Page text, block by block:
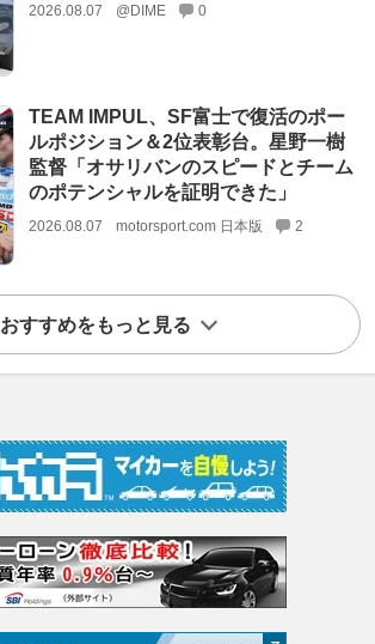
2026.08.07 @DIME 0
TEAM IMPUL、SF富士で復活のポー
ルポジション＆2位表彰台。星野一樹
監督「オサリバンのスピードとチーム
のポテンシャルを証明できた」
2026.08.07 motorsport.com 日本版 2
おすすめをもっと見る